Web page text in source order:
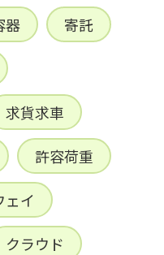
器 寄託
求貨求車
許容荷重
ェイ
クラウド